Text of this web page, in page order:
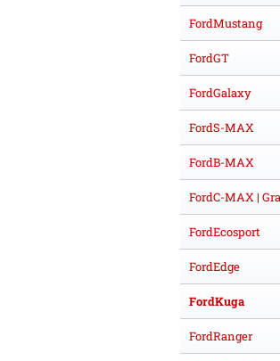
FordMustang
FordGT
FordGalaxy
FordS-MAX
FordB-MAX
FordC-MAX |
FordEcosport
FordEdge
FordKuga
FordRanger